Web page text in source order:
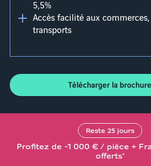
5,5%
Accès facilité aux
transports
Télécharger la brochure
Reste 25jours
Profitez de -1 000 € / pièce +
offerts*